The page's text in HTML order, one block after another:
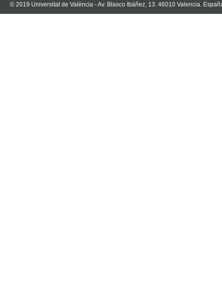
© 2019 Universitat de València - Av. Blasco Ibáñez, 13. 46010 Valencia.